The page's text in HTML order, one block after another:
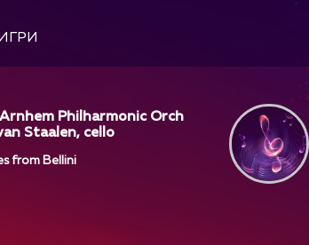
ИГРИ
Philharmonic Orch
Staalen, cello
from Bellini